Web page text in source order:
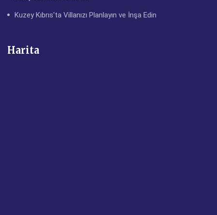
Kuzey Kıbrıs'ta Villanızı Planlayın ve İnşa Edin
Harita